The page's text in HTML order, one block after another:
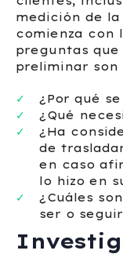
medición de
comienza con
preguntas
preliminar son
¿Por qué
¿Qué
¿Ha
de
en caso
lo hizo en
¿Cuáles
ser o